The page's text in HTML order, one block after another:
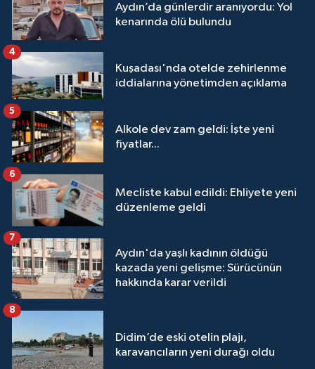
Aydın’da günlerdir aranıyordu: Yol
kenarında ölü bulundu
Kuşadası'nda otelde zehirlenme
iddialarına yönetimden açıklama
4
Alkole dev zam geldi: İşte yeni
fiyatlar...
5
Mecliste kabul edildi: Ehliyete yeni
düzenleme geldi
6
Aydın'da yaşlı kadının öldüğü
kazada yeni gelişme: Sürücünün
hakkında karar verildi
7
Didim’de eski otelin plajı,
karavancıların yeni durağı oldu
8